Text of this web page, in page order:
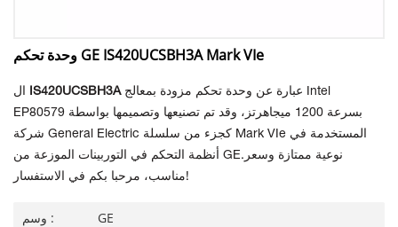
وحدة تحكم GE IS420UCSBH3A Mark VIe
IS420UCSBH3Aعبارة عن وحدة تحكم مزودة بمعالج Intel
EP80579 بسرعة 1200 ميجاهرتز، وقد تم تصنيعها وتصميمها بواسطة
شركة General Electric كجزء من سلسلة Mark VIe المستخدمة في
أنظمة التحكم في التوربينات الموزعة من GE. نوعية ممتازة وسعر
مناسب، مرحبا بكم في الاستفسار!
وسم :
GE